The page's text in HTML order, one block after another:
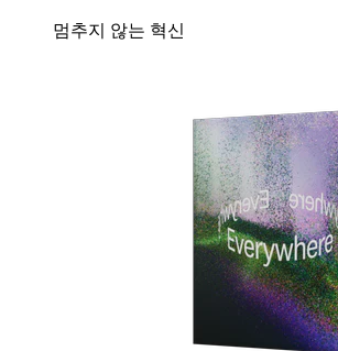
멈추지 않는 혁신